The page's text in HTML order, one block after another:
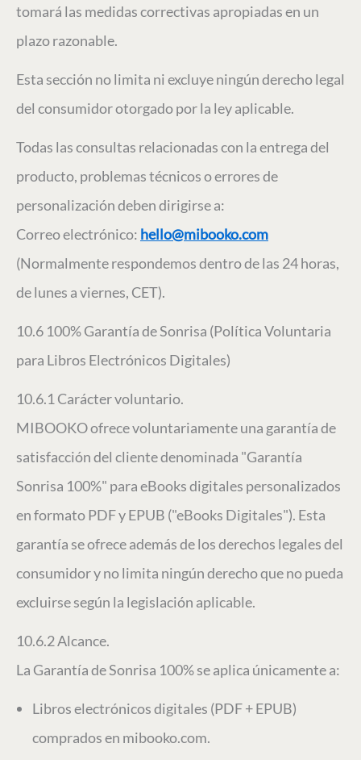
tomará las medidas correctivas apropiadas en un
plazo razonable.
Esta sección no limita ni excluye ningún derecho legal
del consumidor otorgado por la ley aplicable.
Todas las consultas relacionadas con la entrega del
producto, problemas técnicos o errores de
personalización deben dirigirse a:
Correo electrónico: hello@mibooko.com
(Normalmente respondemos dentro de las 24 horas,
de lunes a viernes, CET).
10.6 100% Garantía de Sonrisa (Política Voluntaria
para Libros Electrónicos Digitales)
10.6.1 Carácter voluntario.
MIBOOKO ofrece voluntariamente una garantía de
satisfacción del cliente denominada "Garantía
Sonrisa 100%" para eBooks digitales personalizados
en formato PDF y EPUB ("eBooks Digitales"). Esta
garantía se ofrece además de los derechos legales del
consumidor y no limita ningún derecho que no pueda
excluirse según la legislación aplicable.
10.6.2 Alcance.
La Garantía de Sonrisa 100% se aplica únicamente a:
Libros electrónicos digitales (PDF + EPUB)
comprados en mibooko.com.